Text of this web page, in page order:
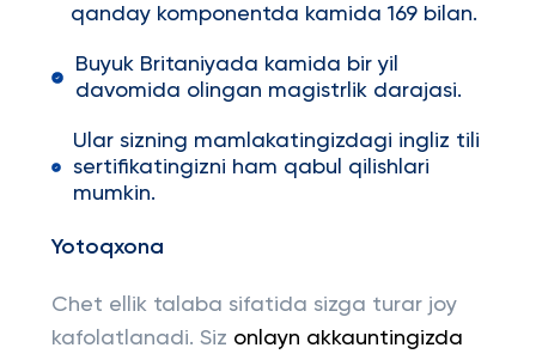
qanday komponentda kamida 169 bilan.
Buyuk Britaniyada kamida bir yil
davomida olingan magistrlik darajasi.
Ular sizning mamlakatingizdagi ingliz tili
sertifikatingizni ham qabul qilishlari
mumkin.
Yotoqxona
Chet ellik talaba sifatida sizga turar joy
kafolatlanadi. Siz onlayn akkauntingizda